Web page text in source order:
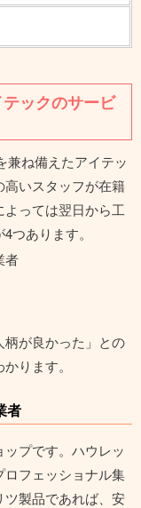
ックのサービ
兼ね備えたアイテッ
高いスタッフが在籍
っては翌日から工
つあります。
者
が良かった」との
ります。
者
プです。ハウレッ
フェッショナル集
製品であれば、安